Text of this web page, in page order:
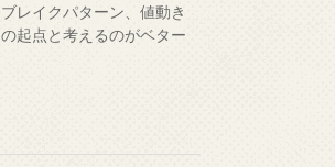
ブレイクパターン、値動き
の起点と考えるのがベター